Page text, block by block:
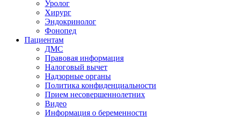
Уролог
Хирург
Эндокринолог
Фонопед
Пациентам
ДМС
Правовая информация
Налоговый вычет
Надзорные органы
Политика конфиденциальности
Прием несовершеннолетних
Видео
Информация о беременности